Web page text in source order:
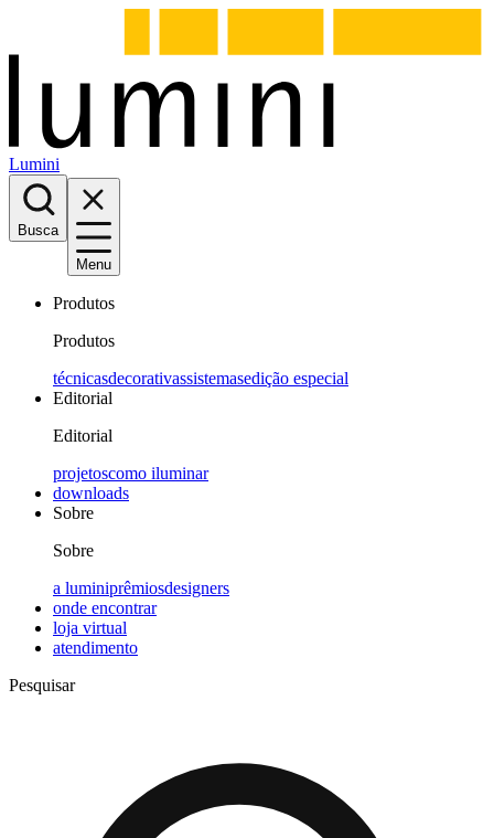
Lumini
Busca
Menu
Produtos
Produtos
técnicasdecorativassistemasedição especial
Editorial
Editorial
projetoscomo iluminar
downloads
Sobre
Sobre
a luminiprêmiosdesigners
onde encontrar
loja virtual
atendimento
Pesquisar